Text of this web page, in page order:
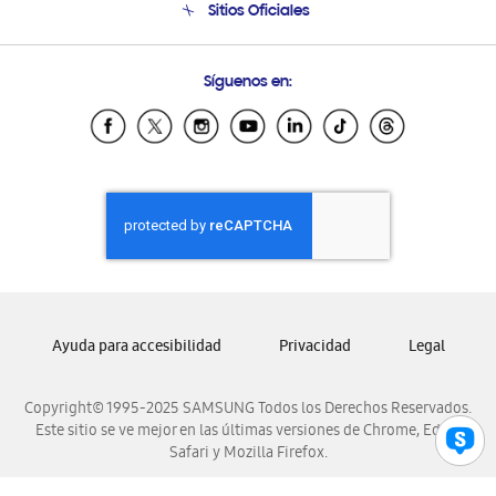
Soporte vía eMail
Sitios Oficiales
Samsung Ecuador
Samsung El Salvador
Samsung Honduras
Samsung Nicaragua
Samsung Panamá
Samsung Venezuela
Síguenos en:
Copyright© 1995-2025 SAMSUNG Todos los Derechos Reservados.
Este sitio se ve mejor en las últimas versiones de Chrome, Edge,
Safari y Mozilla Firefox.
Ayuda para accesibilidad Privacidad Legal